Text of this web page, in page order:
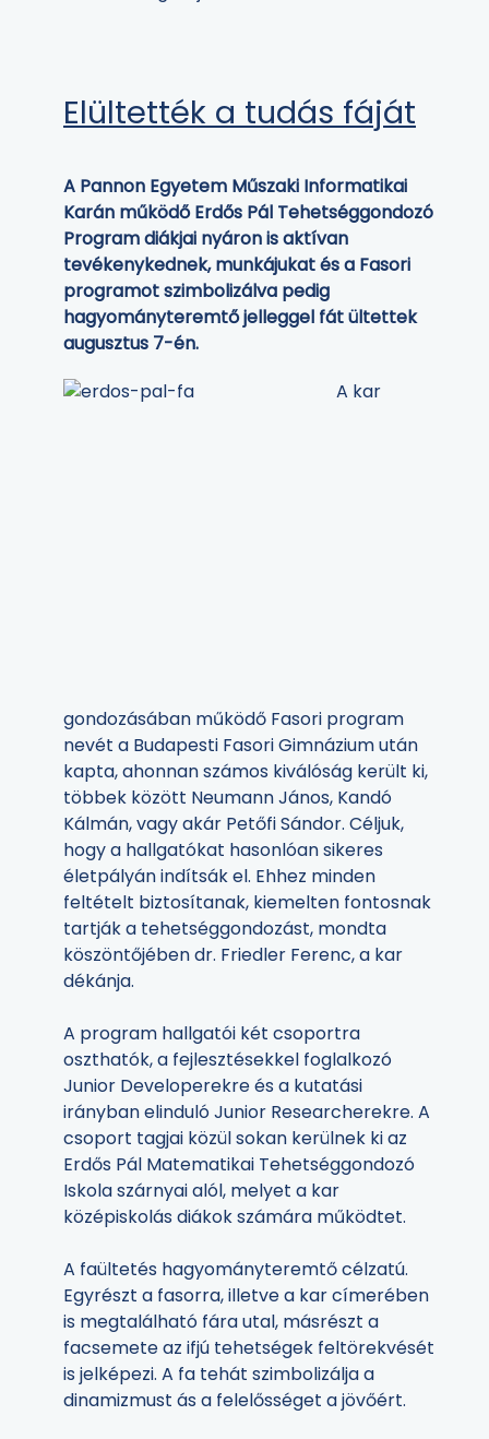
Elültették a tudás fáját
A Pannon Egyetem Műszaki Informatikai
Karán működő Erdős Pál Tehetséggondozó
Program diákjai nyáron is aktívan
tevékenykednek, munkájukat és a Fasori
programot szimbolizálva pedig
hagyományteremtő jelleggel fát ültettek
augusztus 7-én.
A kar
gondozásában működő Fasori program
nevét a Budapesti Fasori Gimnázium után
kapta, ahonnan számos kiválóság került ki,
többek között Neumann János, Kandó
Kálmán, vagy akár Petőfi Sándor. Céljuk,
hogy a hallgatókat hasonlóan sikeres
életpályán indítsák el. Ehhez minden
feltételt biztosítanak, kiemelten fontosnak
tartják a tehetséggondozást, mondta
köszöntőjében dr. Friedler Ferenc, a kar
dékánja.
A program hallgatói két csoportra
oszthatók, a fejlesztésekkel foglalkozó
Junior Developerekre és a kutatási
irányban elinduló Junior Researcherekre. A
csoport tagjai közül sokan kerülnek ki az
Erdős Pál Matematikai Tehetséggondozó
Iskola szárnyai alól, melyet a kar
középiskolás diákok számára működtet.
A faültetés hagyományteremtő célzatú.
Egyrészt a fasorra, illetve a kar címerében
is megtalálható fára utal, másrészt a
facsemete az ifjú tehetségek feltörekvését
is jelképezi. A fa tehát szimbolizálja a
dinamizmust ás a felelősséget a jövőért.